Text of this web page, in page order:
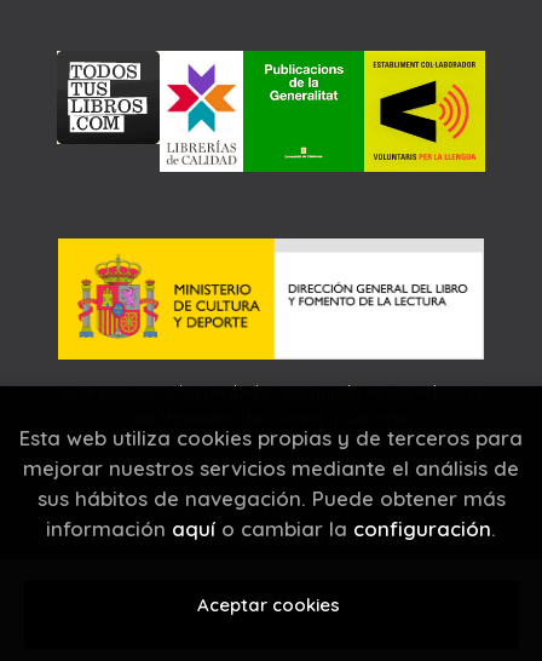
Añadir a mi cesta
Este proyecto ha recibido una ayuda extraordinaria
2026 ©Llibreria Carrer Major . Todos los Derechos
Reservados |Grupo Trevenque
Esta web utiliza cookies propias y de terceros para
mejorar nuestros servicios mediante el análisis de
sus hábitos de navegación. Puede obtener más
información aquí o cambiar la configuración.
Aceptar cookies